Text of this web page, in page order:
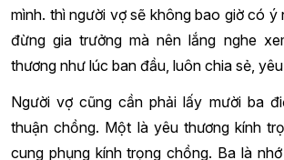
mình. thì người vợ sẽ không bao giờ có ý
đừng gia trưởng mà nên lắng nghe
thương như lúc ban đầu, luôn chia sẻ,
Người vợ cũng cần phải lấy mười ba
thuận chồng. Một là yêu thương kính
cung phụng kính trọng chồng. Ba là